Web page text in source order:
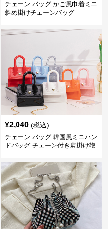
チェーン バッグ かご風巾着ミニ
斜め掛けチェーンバッグ
¥2,040 (税込)
チェーン バッグ 韓国風ミニハン
ドバッグ チェーン付き肩掛け鞄